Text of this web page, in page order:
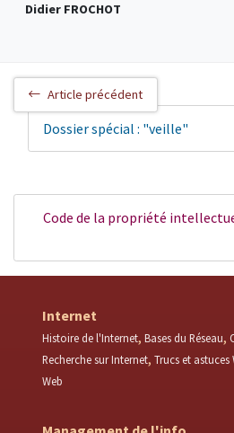
Didier FROCHOT
Article précédent
Dossier spécial : "veille"
Code de la propriété
Internet
Histoire de l'Internet Bases du Réseau
Recherche sur Internet Trucs et astuces
Web